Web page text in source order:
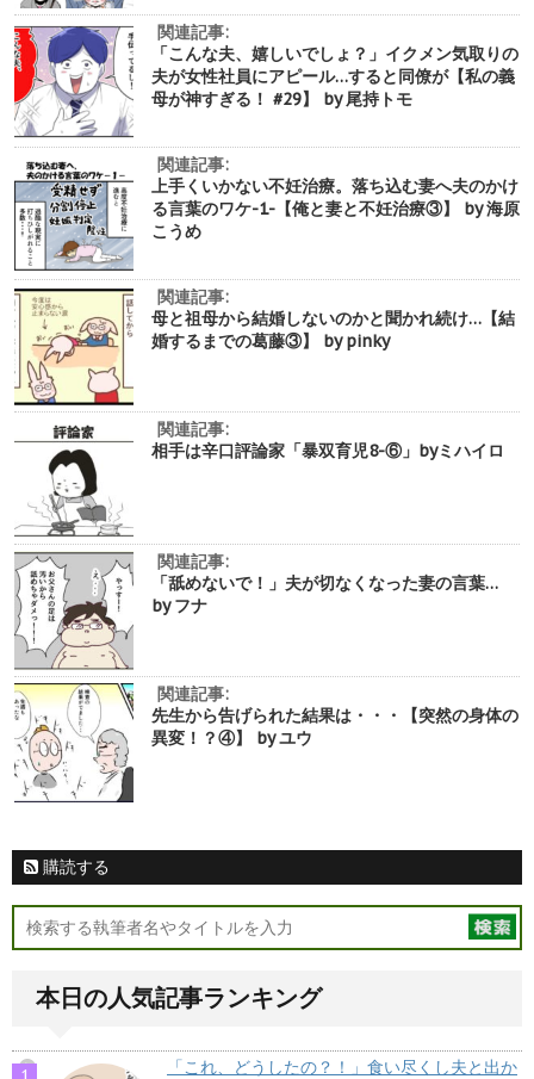
関連記事:
「こんな夫、嬉しいでしょ？」イクメン気取りの
夫が女性社員にアピール…すると同僚が【私の義
母が神すぎる！ #29】 by 尾持トモ
関連記事:
上手くいかない不妊治療。落ち込む妻へ夫のかけ
る言葉のワケ-1-【俺と妻と不妊治療③】 by 海原
こうめ
関連記事:
母と祖母から結婚しないのかと聞かれ続け…【結
婚するまでの葛藤③】 by pinky
関連記事:
相手は辛口評論家「暴双育児8-⑥」byミハイロ
関連記事:
「舐めないで！」夫が切なくなった妻の言葉…
by フナ
関連記事:
先生から告げられた結果は・・・【突然の身体の
異変！？④】 by ユウ
購読する
本日の人気記事ランキング
「これ、どうしたの？！」食い尽くし夫と出か